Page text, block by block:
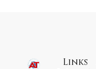
Links